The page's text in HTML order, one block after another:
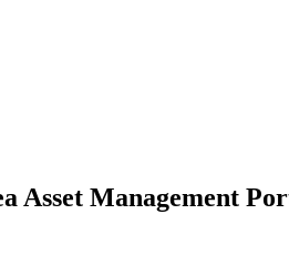
Asset Management